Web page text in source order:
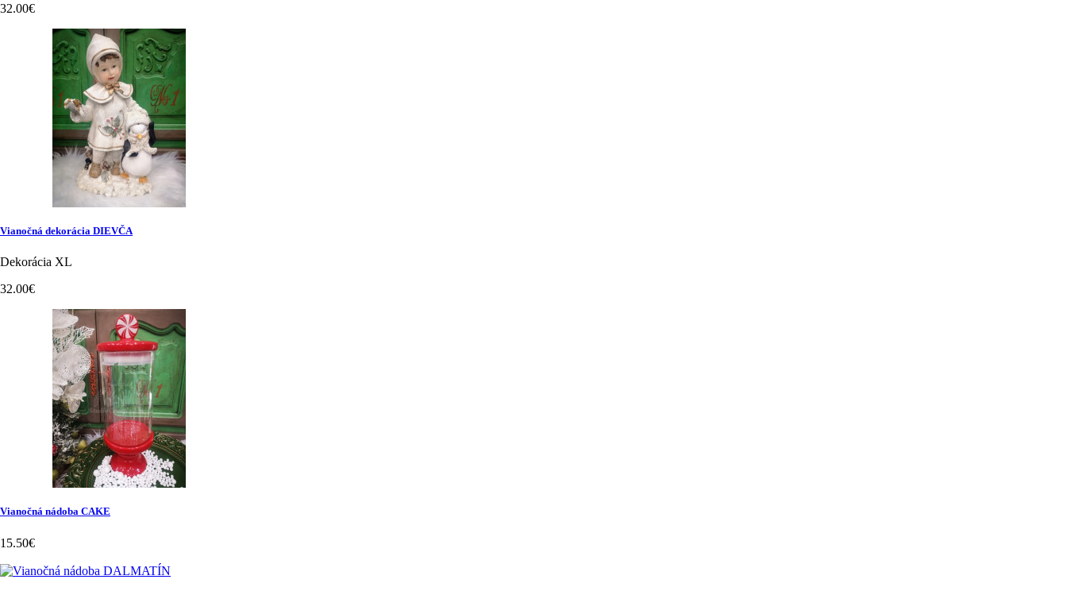
32.00€
Vianočná dekorácia DIEVČA
Dekorácia XL
32.00€
Vianočná nádoba CAKE
15.50€